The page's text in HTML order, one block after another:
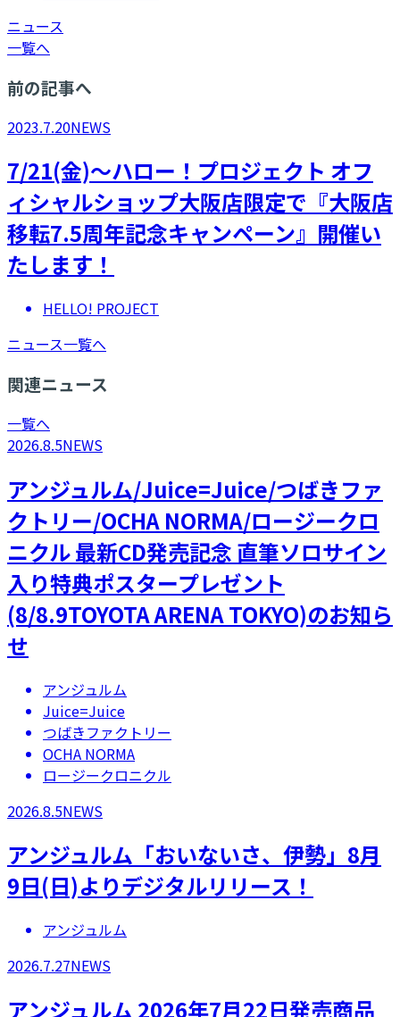
ニュース
一覧へ
前の記事へ
2023.7.20NEWS
7/21(金)～ハロー！プロジェクト オフ
ィシャルショップ大阪店限定で『大阪店
移転7.5周年記念キャンペーン』開催い
たします！
HELLO! PROJECT
ニュース一覧へ
関連ニュース
一覧へ
2026.8.5NEWS
アンジュルム/Juice=Juice/つばきファ
クトリー/OCHA NORMA/ロージークロ
ニクル 最新CD発売記念 直筆ソロサイン
入り特典ポスタープレゼント
(8/8.9TOYOTA ARENA TOKYO)のお知ら
せ
アンジュルム
Juice=Juice
つばきファクトリー
OCHA NORMA
ロージークロニクル
2026.8.5NEWS
アンジュルム「おいないさ、伊勢」8月
9日(日)よりデジタルリリース！
アンジュルム
2026.7.27NEWS
アンジュルム 2026年7月22日発売商品